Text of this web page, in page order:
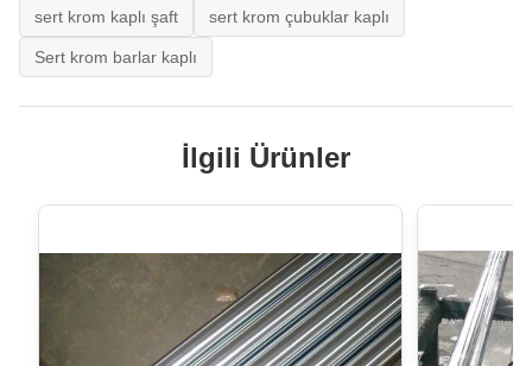
sert krom kaplı şaft sert krom çubuklar kaplı
Sert krom barlar kaplı
İlgili Ürünler